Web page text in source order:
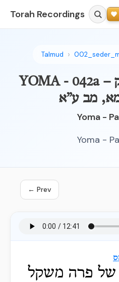
Torah Recordings
Talmud
YOMA - 042a – טרף בקלפי – פרק
מב ע”א
Yoma -
Yoma -
← Prev
של פרה משקל